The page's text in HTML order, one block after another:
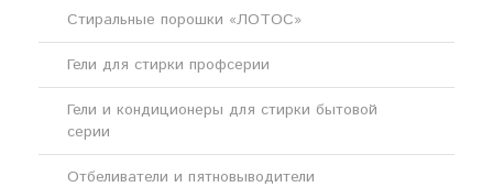
Стиральные порошки «ЛОТОС»
Гели для стирки профсерии
Гели и кондиционеры для стирки бытовой
серии
Отбеливатели и пятновыводители